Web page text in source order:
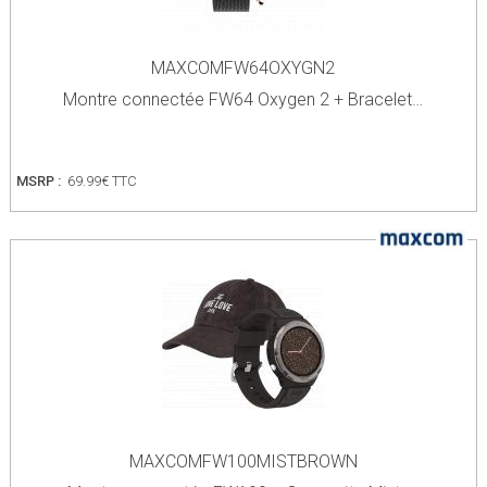
MAXCOMFW64OXYGN2
Montre connectée FW64 Oxygen 2 + Bracelet…
MSRP : 69.99€ TTC
MAXCOMFW100MISTBROWN